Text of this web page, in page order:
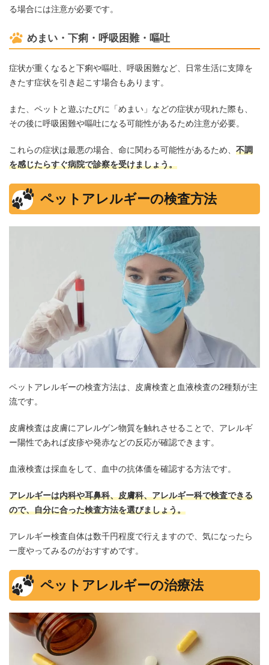
る場合には注意が必要です。
めまい・下痢・呼吸困難・嘔吐
症状が重くなると下痢や嘔吐、呼吸困難など、日常生活に支障を
きたす症状を引き起こす場合もあります。
また、ペットと遊ぶたびに「めまい」などの症状が現れた際も、
その後に呼吸困難や嘔吐になる可能性があるため注意が必要。
これらの症状は最悪の場合、命に関わる可能性があるため、 不調
を感じたらすぐ病院で診察を受けましょう。
ペットアレルギーの検査方法
ペットアレルギーの検査方法は、皮膚検査と血液検査の2種類が主
流です。
皮膚検査は皮膚にアレルゲン物質を触れさせることで、アレルギ
ー陽性であれば皮疹や発赤などの反応が確認できます。
血液検査は採血をして、血中の抗体価を確認する方法です。
アレルギーは内科や耳鼻科、皮膚科、アレルギー科で検査できる
ので、自分に合った検査方法を選びましょう。
アレルギー検査自体は数千円程度で行えますので、気になったら
一度やってみるのがおすすめです。
ペットアレルギーの治療法